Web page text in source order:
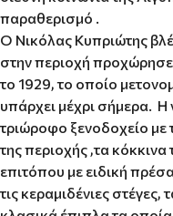
παραθερισμό .
Ο Νικόλας Κυπριώτης
στην περιοχή
το 1929, το οποίο
υπάρχει μέχρι σήμερα.
τριώροφο ξενοδοχείο με
της περιοχής ,τα
επιτόπου με ειδική
τις κεραμιδένιες